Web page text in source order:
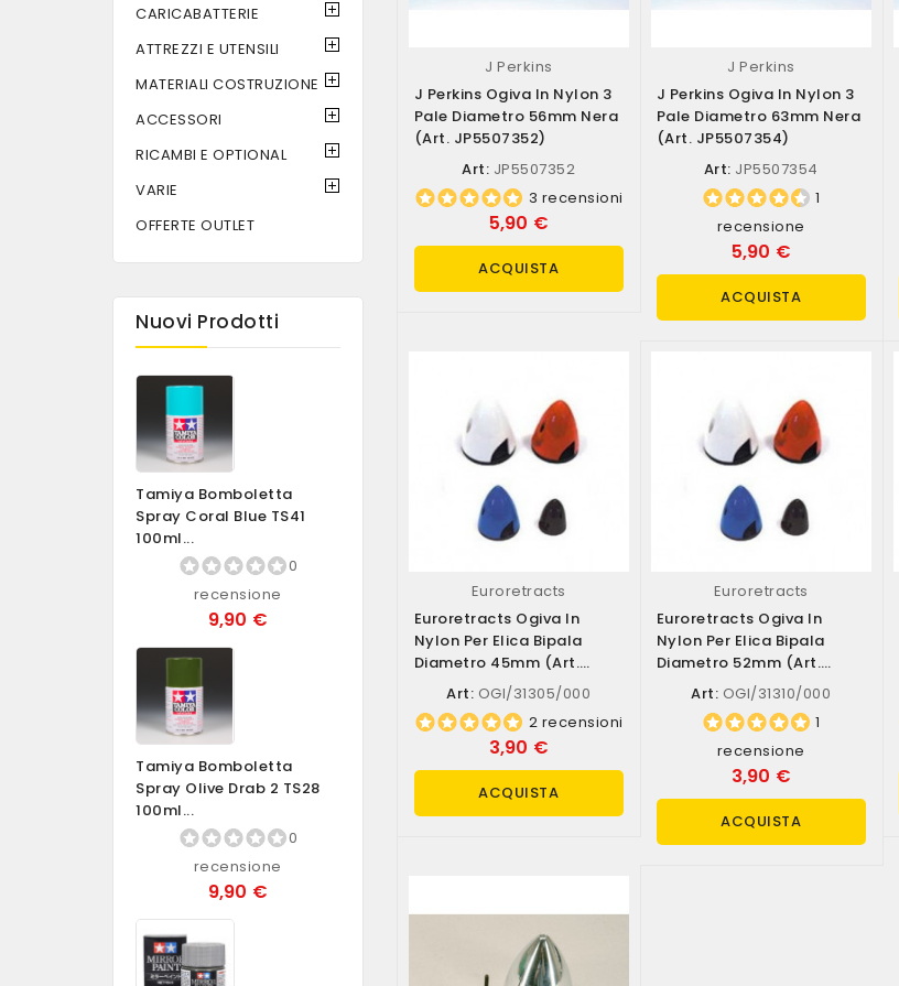
CARICABATTERIE
ATTREZZI E UTENSILI
MATERIALI COSTRUZIONE
ACCESSORI
RICAMBI E OPTIONAL
VARIE
OFFERTE OUTLET
Nuovi Prodotti
Tamiya Bomboletta
Spray Coral Blue TS41
100ml...
0
recensione
9,90 €
Tamiya Bomboletta
Spray Olive Drab 2 TS28
100ml...
0
recensione
9,90 €
J Perkins
J Perkins Ogiva In Nylon 3
Pale Diametro 56mm Nera
(art. JP5507352)
Art: JP5507352
3 recensioni
5,90 €
ACQUISTA
J Perkins
J Perkins Ogiva In Nylon 3
Pale Diametro 63mm Nera
(art. JP5507354)
Art: JP5507354
1
recensione
5,90 €
ACQUISTA
Euroretracts
Euroretracts Ogiva In
Nylon Per Elica Bipala
Diametro 45mm (art.
OGI/31305/000)
Art: OGI/31305/000
2 recensioni
3,90 €
ACQUISTA
Euroretracts
Euroretracts Ogiva In
Nylon Per Elica Bipala
Diametro 52mm (art.
OGI/31310/000)
Art: OGI/31310/000
1
recensione
3,90 €
ACQUISTA